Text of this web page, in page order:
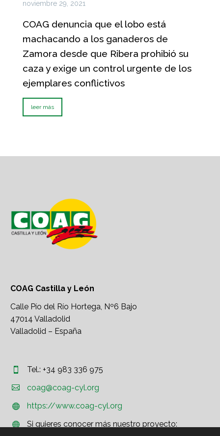
noviembre 29, 2021
COAG denuncia que el lobo está
machacando a los ganaderos de
Zamora desde que Ribera prohibió su
caza y exige un control urgente de los
ejemplares conflictivos
leer más
COAG Castilla y León
Calle Pío del Río Hortega, Nº6 Bajo
47014 Valladolid
Valladolid – España

 Tel.: +34 983 336 975

 coag@coag-cyl.org

 https://www.coag-cyl.org


Si quieres conocer más nuestro proyecto: